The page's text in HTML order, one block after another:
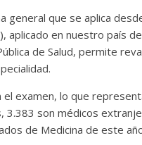
general que se aplica
aplicado en nuestro país
de Salud, permite
examen, lo que
son médicos
de Medicina de este